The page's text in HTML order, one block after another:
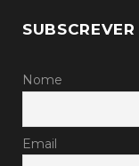
Nome
Email